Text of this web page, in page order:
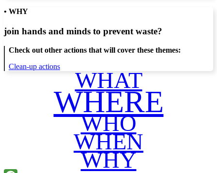
• WHY
join hands and minds to prevent waste?
Check out other actions that will cover these themes:
Clean-up actions
WHAT
WHERE
WHO
WHEN
WHY